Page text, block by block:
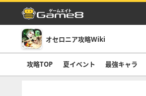
オセロニア攻略Wiki
攻略TOP 夏イベント 最強キャラ